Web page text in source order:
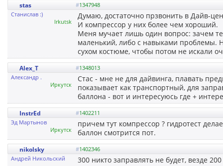
stas #1347948
Станислав :)
Irkutsk
Думаю, достаточно прзвонить в Дайв-
И компрессор у них более чем хороший.
Меня мучает лишь один вопрос: зачем
маленький, либо с навыками проблемы.
сухом костюме, чтобы потом не искали
Alex_T #1348013
Александр .
Иркутск
Стас - мне не для дайвинга, плавать
показывает как транспортный, для
баллона - вот и интересуюсь где +
InstrEd #1402211
Эд Мартынов
Иркутск
причем тут компрессор ? гидротест
баллон смотрится пот.
nikolsky #1402346
Андрей Никольский
300 никто заправлять не будет, везде 200